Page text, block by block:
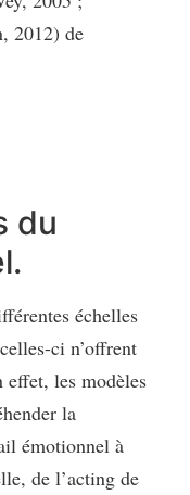
2012) de
du
échelles
ci n’offrent
effet, les modèles
la
émotionnel à
de l’acting de